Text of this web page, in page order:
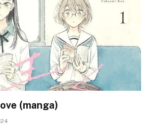
(manga)